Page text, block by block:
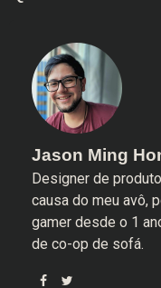
Jason Ming
Designer de
causa do meu avô,
gamer desde o 1
de co-op de sofá.